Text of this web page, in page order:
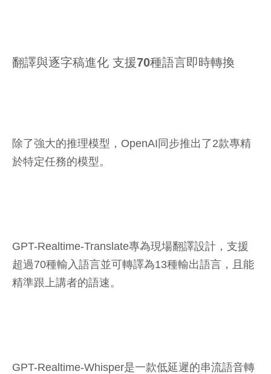
翻譯與逐字稿進化 支援70種語言即時轉換
除了強大的推理模型，OpenAI同步推出了2款專精
於特定任務的模型。
GPT-Realtime-Translate專為現場翻譯設計，支援
超過70種輸入語言並可轉譯為13種輸出語言，且能
精準跟上講者的語速。
GPT-Realtime-Whisper是一款低延遲的串流語音轉